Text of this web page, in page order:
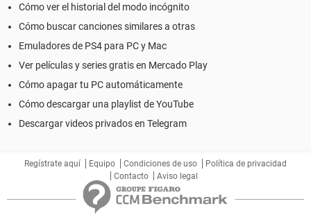
Cómo ver el historial del modo incógnito
Cómo buscar canciones similares a otras
Emuladores de PS4 para PC y Mac
Ver películas y series gratis en Mercado Play
Cómo apagar tu PC automáticamente
Cómo descargar una playlist de YouTube
Descargar videos privados en Telegram
Regístrate aquí Equipo Condiciones de uso
Política de privacidad
Contacto
Aviso legal